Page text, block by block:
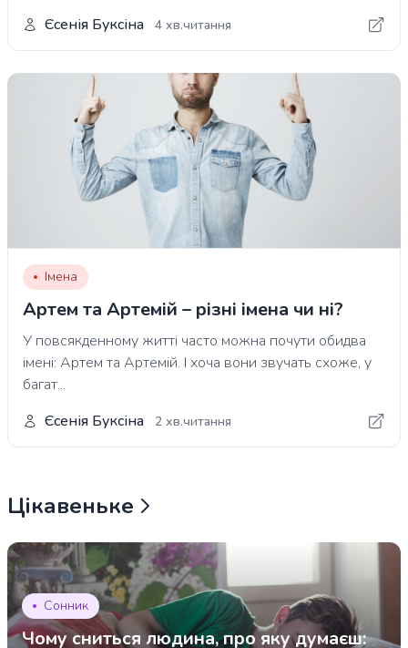
Єсенія Буксіна
4 хв.читання
Імена
Артем та Артемій – різні імена чи ні?
У повсякденному житті часто можна почути обидва
імені: Артем та Артемій. І хоча вони звучать схоже, у
багат...
Єсенія Буксіна
2 хв.читання
Цікавеньке
Сонник
Чому сниться людина, про яку думаєш: